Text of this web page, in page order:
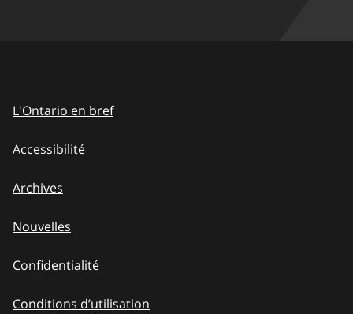
L'Ontario en bref
Accessibilité
Archives
Nouvelles
Confidentialité
Conditions d’utilisation